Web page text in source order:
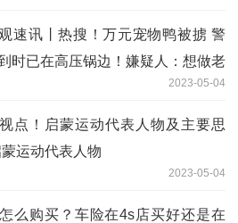
速讯丨热搜！万元宠物鸭被掳 警
时已在高压锅边！嫌疑人：想做老
2023-05-04
点！启蒙运动代表人物及主要思
运动代表人物
2023-05-04
么购买？车险在4s店买好还是在